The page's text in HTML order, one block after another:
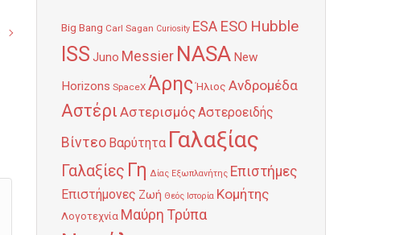
Big Bang Carl Sagan Curiosity ESA ESO Hubble
ISS Juno Messier NASA New
Horizons SpaceX Άρης Ήλιος Ανδρομέδα
Αστέρι ΑστερισμόςΑστεροειδής
Βίντεο Βαρύτητα Γαλαξίας
Γαλαξίες Γη Δίας Εξωπλανήτης Επιστήμες
Επιστήμονες Ζωή Θεός Ιστορία Κομήτης
Λογοτεχνία Μαύρη Τρύπα